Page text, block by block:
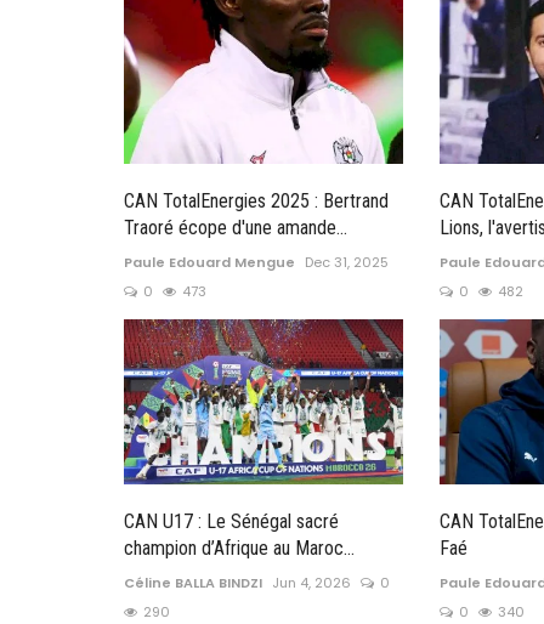
CAN TotalEnergies 2025 : Bertrand
Traoré écope d'une amande...
Paule Edouard Mengue
Dec 31, 2025
0
473
CAN
Lions,
Paule
0
482
CAN U17 : Le Sénégal sacré
champion d’Afrique au Maroc...
Céline BALLA BINDZI Jun 4, 2026
0
290
CAN
Faé
Paule
0
340